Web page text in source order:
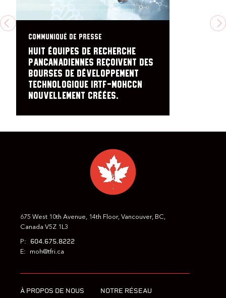
PREVIOUS
COMMUNIQUÉ DE PRESSE
Huit équipes de recherche
pancanadiennes reçoivent des
bourses de développement
technologique IRTF-MOHCCN
nouvellement créées.
675 West 10th Avenue, 14th Floor, Vancouver, BC,
Canada V5Z 1L3
P: 604.675.8222
E: moh@tfri.ca
À PROPOS DE NOUS NOTRE RÉSEAU